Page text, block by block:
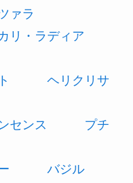
ァラ
リ・ラディア
ヘリクリサ
センス
プチ
バジル